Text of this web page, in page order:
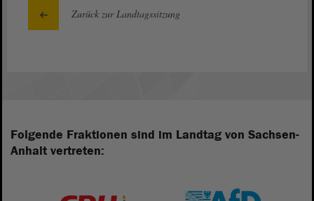
Zurück zur Landtagssitzung
Folgende Fraktionen sind im Landtag von Sachsen-
Anhalt vertreten: